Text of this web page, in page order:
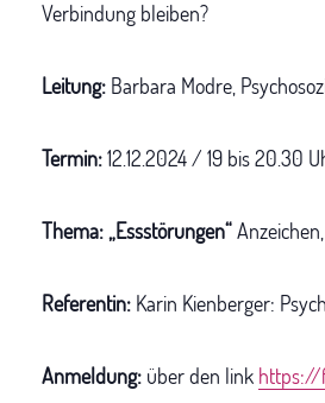
Verbindung bleiben?
Leitung: Barbara Modre,
Termin:12.12.2024 / 19 bis 20.30
Thema: „Essstörungen“
Referentin: Karin Kienberger:
Anmeldung: über den link https://